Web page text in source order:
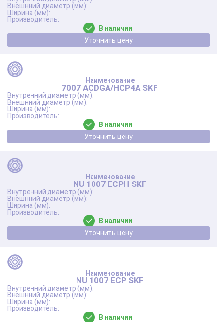
В наличии
Уточнить цену
7007 ACDGA/HCP4A SKF
В наличии
Уточнить цену
NU 1007 ECPH SKF
В наличии
Уточнить цену
NU 1007 ECP SKF
В наличии